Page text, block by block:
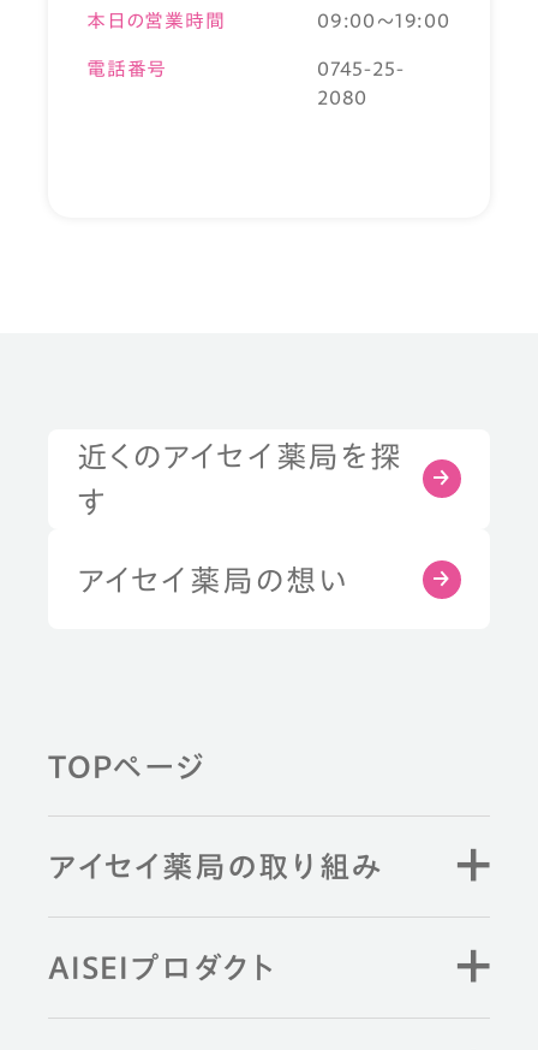
本日の営業時間 09:00～19:00
電話番号
0745-25-
2080
近くのアイセイ薬局を探
す
アイセイ薬局の想い
TOPページ
アイセイ薬局の取り組み
AISEIプロダクト